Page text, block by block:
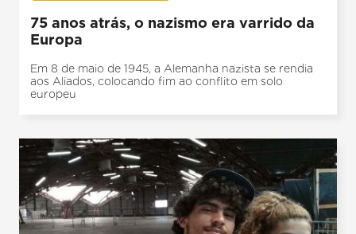
75 anos atrás, o nazismo era varrido da
Europa
Em 8 de maio de 1945, a Alemanha nazista se rendia
aos Aliados, colocando fim ao conflito em solo
europeu